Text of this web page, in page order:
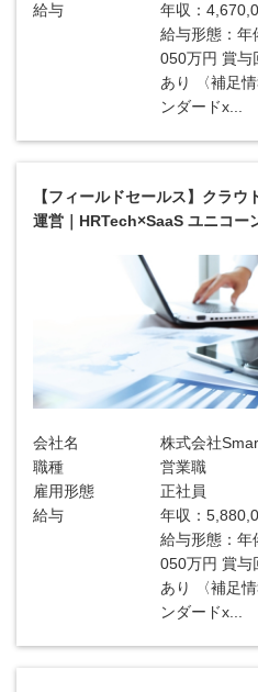
給与
年収：
給与形態：年
050万円 賞与
あり 〈補足
ンダードx...
【フィールドセールス】クラ
運営｜HRTech×SaaS ユニコー
会社名
株式会社
職種
営業職
雇用形態
正社員
給与
年収：
給与形態：年
050万円 賞与
あり 〈補足
ンダードx...